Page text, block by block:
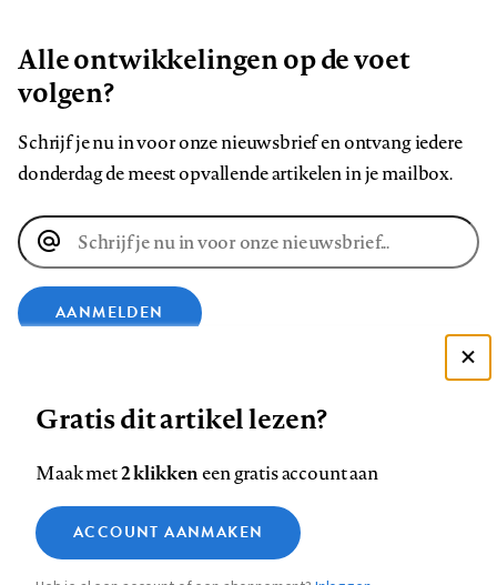
Alle ontwikkelingen op de voet
volgen?
Schrijf je nu in voor onze nieuwsbrief en ontvang iedere
donderdag de meest opvallende artikelen in je mailbox.
E-
mailadres
AANMELDEN
op
Facebook
op
LinkedIn
op
Bluesky
ons
op
InstagramYouTube
Footer
Contact Colofon Disclaimer Privacy
Medische vragen verdienen
betrouwbare antwoorden
Zie onze cookie policy
Analytische cookies
Gratis dit artikel lezen?
Maak met2 klikkeneen gratis account aan
ACCOUNT AANMAKEN